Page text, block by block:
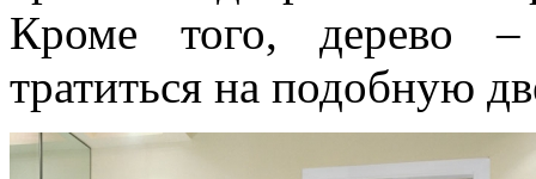
Кроме того, дерево –
тратиться на подобную